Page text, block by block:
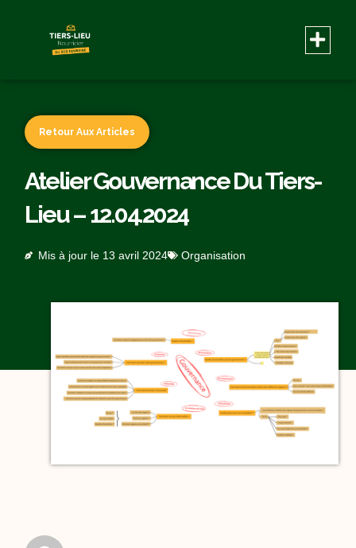
Retour Aux Articles
Atelier Gouvernance Du Tiers-
Lieu – 12.04.2024
Mis à jour le 13 avril 2024 Organisation